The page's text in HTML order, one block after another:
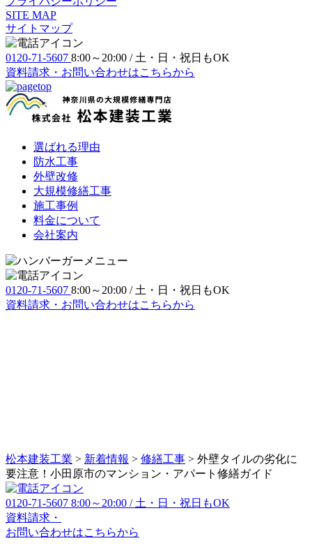
SITE MAP
サイトマップ
0120-71-5607 8:00～20:00 / 土・日・祝日もOK
資料請求・お問い合わせはこちらから
選ばれる理由
防⽔⼯事
外壁改修
大規模修繕工事
施工事例
料金について
会社案内
0120-71-5607 8:00～20:00 / 土・日・祝日もOK
資料請求・お問い合わせはこちらから
松本建装工業 > 新着情報 > 修繕工事 > 外壁タイルの劣化に
要注意！小田原市のマンション・アパート修繕ガイド
0120-71-5607 8:00～20:00 / 土・日・祝日もOK
資料請求・
お問い合わせはこちらから